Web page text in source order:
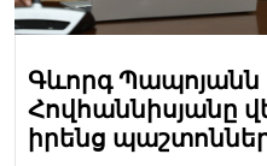
Գևորգ Պապոյանն
Հովհաննիսյանը
իրենց